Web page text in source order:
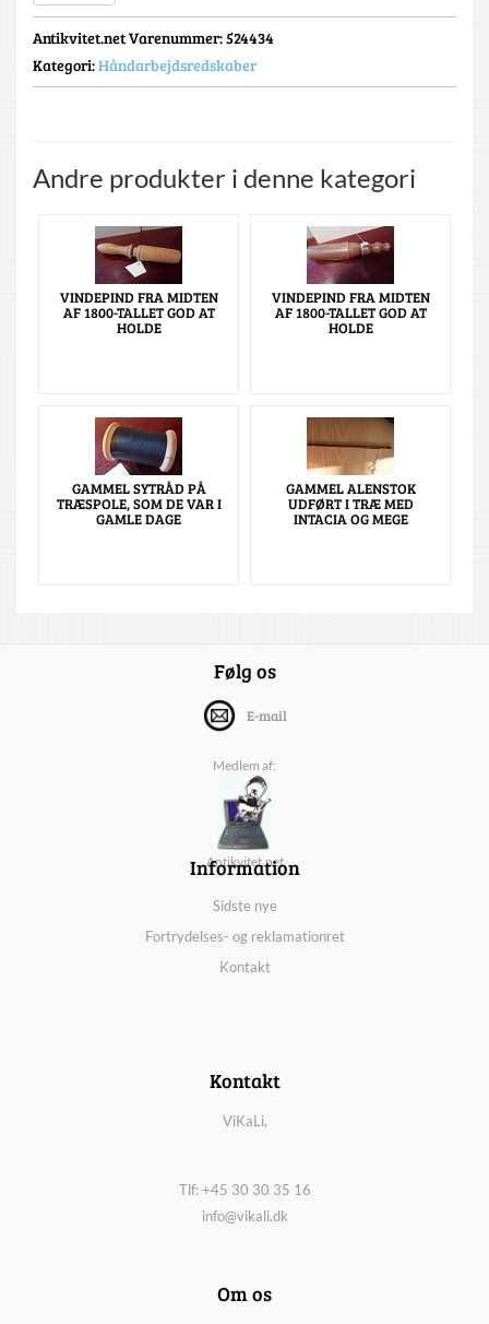
Antikvitet.net Varenummer: 524434
Kategori:Håndarbejdsredskaber
Andre produkter i denne kategori
VINDEPIND FRA MIDTEN
AF 1800-TALLET GOD AT
HOLDE
VINDEPIND FRA MIDTEN
AF 1800-TALLET GOD AT
HOLDE
GAMMEL SYTRÅD PÅ
TRÆSPOLE, SOM DE VAR I
GAMLE DAGE
GAMMEL ALENSTOK
UDFØRT I TRÆ MED
INTACIA OG MEGE
Følg os
E-mail
Medlem af:
Antikvitet.net
Information
Sidste nye
Fortrydelses- og reklamationret
Kontakt
Kontakt
ViKaLi,
Tlf: +45 30 30 35 16
info@vikali.dk
Om os